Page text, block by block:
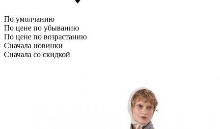
По умолчанию
По цене по убыванию
По цене по возрастанию
Сначала новинки
Сначала со скидкой